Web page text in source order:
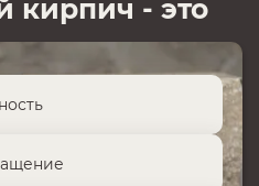
кирпич - это